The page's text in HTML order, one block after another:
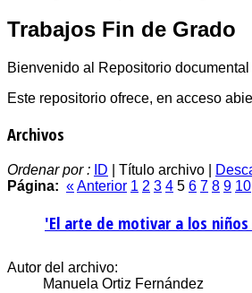
Trabajos Fin de Grado
Bienvenido al Repositorio
Este repositorio ofrece, en acceso
Archivos
Ordenar por : ID | Título archivo |
Página: «Anterior 1 2 3 4 5 6 7 8 9 10
'El arte de motivar a los
Autor del archivo:
Manuela Ortiz Fernández